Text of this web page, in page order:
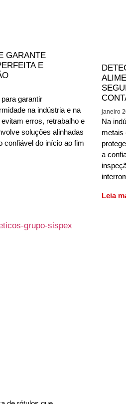
GARANTE
E
garantir
na indústria e na
erros, retrabalho e
soluções alinhadas
confiável do início ao fim
janeiro
Na
metais
a
Leia